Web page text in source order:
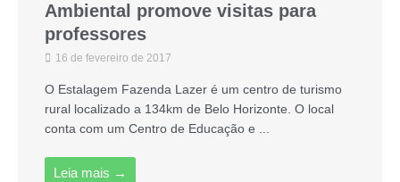
Ambiental promove visitas para
professores
16 de fevereiro de 2017
O Estalagem Fazenda Lazer é um centro de turismo
rural localizado a 134km de Belo Horizonte. O local
conta com um Centro de Educação e ...
Leia mais →